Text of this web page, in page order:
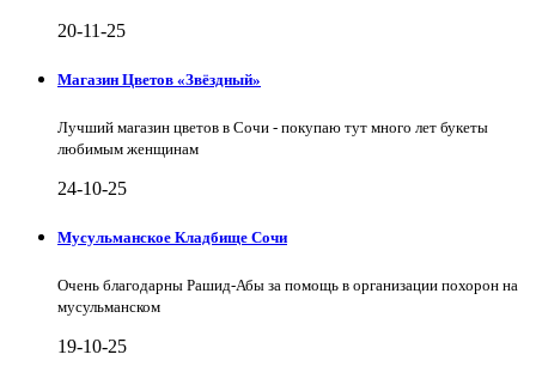
20-11-25
Магазин Цветов «Звёздный»
Лучший магазин цветов в Сочи - покупаю тут много лет букеты
любимым женщинам
24-10-25
Мусульманское Кладбище Сочи
Очень благодарны Рашид-Абы за помощь в организации похорон на
мусульманском
19-10-25